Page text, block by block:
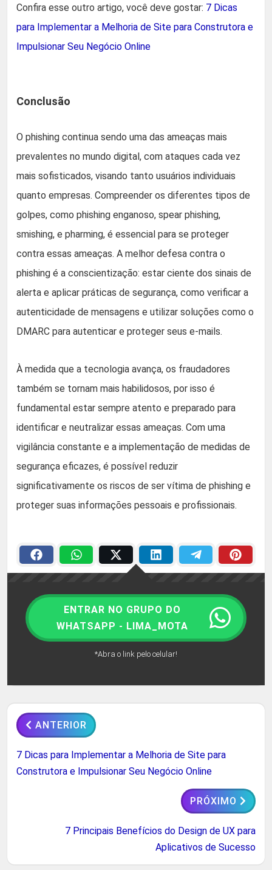
Confira esse outro artigo, você deve gostar: 7 Dicas
para Implementar a Melhoria de Site para Construtora e
Impulsionar Seu Negócio Online
Conclusão
O phishing continua sendo uma das ameaças mais
prevalentes no mundo digital, com ataques cada vez
mais sofisticados, visando tanto usuários individuais
quanto empresas. Compreender os diferentes tipos de
golpes, como phishing enganoso, spear phishing,
smishing, e pharming, é essencial para se proteger
contra essas ameaças. A melhor defesa contra o
phishing é a conscientização: estar ciente dos sinais de
alerta e aplicar práticas de segurança, como verificar a
autenticidade de mensagens e utilizar soluções como o
DMARC para autenticar e proteger seus e-mails.
À medida que a tecnologia avança, os fraudadores
também se tornam mais habilidosos, por isso é
fundamental estar sempre atento e preparado para
identificar e neutralizar essas ameaças. Com uma
vigilância constante e a implementação de medidas de
segurança eficazes, é possível reduzir
significativamente os riscos de ser vítima de phishing e
proteger suas informações pessoais e profissionais.
ENTRAR NO GRUPO DO
WHATSAPP - LIMA_MOTA
*Abra o link pelo celular!
ANTERIOR
7 Dicas para Implementar a Melhoria de Site para
Construtora e Impulsionar Seu Negócio Online
PRÓXIMO
7 Principais Benefícios do Design de UX para
Aplicativos de Sucesso